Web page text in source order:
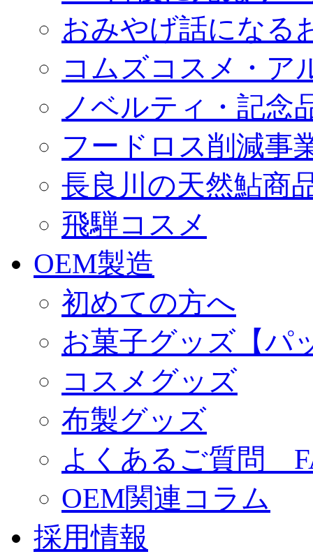
おみやげ話になる
コムズコスメ・ア
ノベルティ・記念
フードロス削減事
長良川の天然鮎商
飛騨コスメ
OEM製造
初めての方へ
お菓子グッズ【パ
コスメグッズ
布製グッズ
よくあるご質問
OEM関連コラム
採用情報